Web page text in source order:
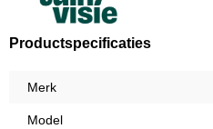
Productspecificaties
Merk
Model